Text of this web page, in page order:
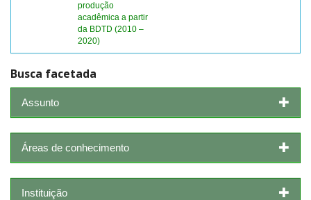
produção
acadêmica a partir
da BDTD (2010 –
2020)
Busca facetada
Assunto
Áreas de conhecimento
Instituição